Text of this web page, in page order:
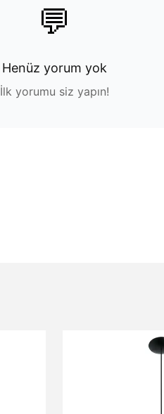
💬
Henüz yorum yok
İlk yorumu siz yapın!